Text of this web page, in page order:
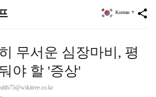
share
Korean ▼
무서운 심장마비, 평
야 할 '증상'